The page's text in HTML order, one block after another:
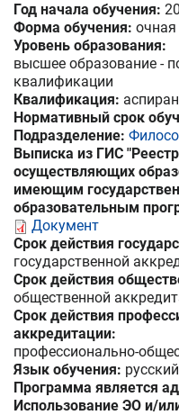
Год начала обучения:
Форма обучения: очная
Уровень образования:
высшее образование -
квалификации
Квалификация:
Нормативный срок
Подразделение:
Выписка из ГИС
осуществляющих
имеющим
образовательным
Документ
Срок действия
государственной
Срок действия
общественной
Срок действия
аккредитации:
профессионально-
Язык обучения: русский
Программа является
Использование ЭО и/